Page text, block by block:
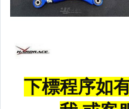
LED側燈.晶鑽.燻黑.黃側燈
前後保桿側燈.後保桿LED反光片